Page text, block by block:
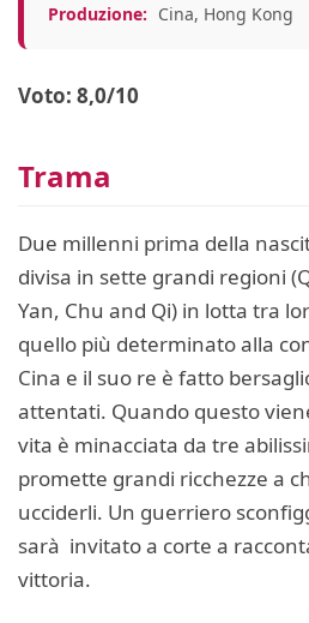
Produzione: Cina, Hong Kong
Voto: 8,0/10
Trama
Due millenni prima della
divisa in sette grandi regioni
Yan, Chu and Qi) in lotta tra
quello più determinato alla
Cina e il suo re è fatto
attentati. Quando questo
vita è minacciata da tre
promette grandi ricchezze a
ucciderli. Un guerriero
sarà invitato a corte a
vittoria.